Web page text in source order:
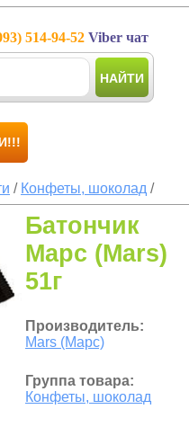
514-94-52 Viber чат
НАЙТИ
/ Конфеты, шоколад /
Батончик
Марс (Mars)
51г
Производитель:
Mars (Марс)
Группа товара:
Конфеты, шоколад